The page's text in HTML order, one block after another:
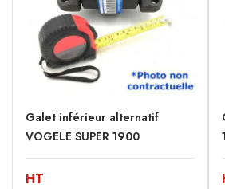
Galet inférieur alternatif
VOGELE SUPER 1900
HT